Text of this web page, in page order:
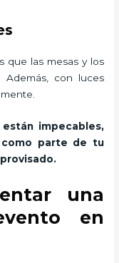
que las mesas y los
con luces
impecables,
como parte de tu
una
en